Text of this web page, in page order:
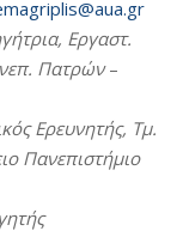
Εργαστ.
Πατρών–
Ερευνητής, Τμ.
Πανεπιστήμιο